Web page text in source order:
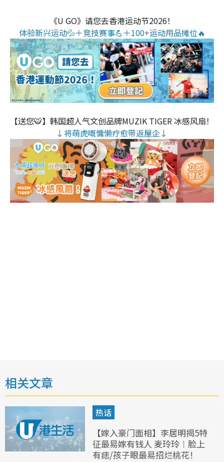
《U GO》请您去香港运动节2026！
体验新兴运动💦＋竞技赛事💪＋100+运动用品摊位🔥
【送您🐯】韩国超人气文创品牌MUZIK TIGER 冰感风扇！
↓将萌虎嘅慵懒疗愈带返屋企↓
相关文章
热话
【嫁入豪门面相】李居明揭5特
征最易嫁有钱人 麦玲玲︱脸上
有痣/孩子眼最易招烂桃花！